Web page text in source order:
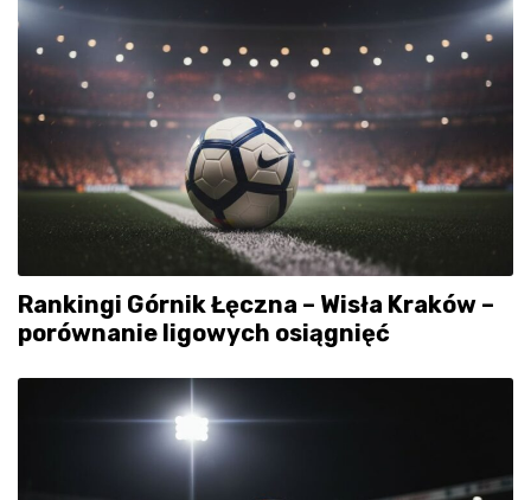
Rankingi Górnik Łęczna – Wisła Kraków –
porównanie ligowych osiągnięć